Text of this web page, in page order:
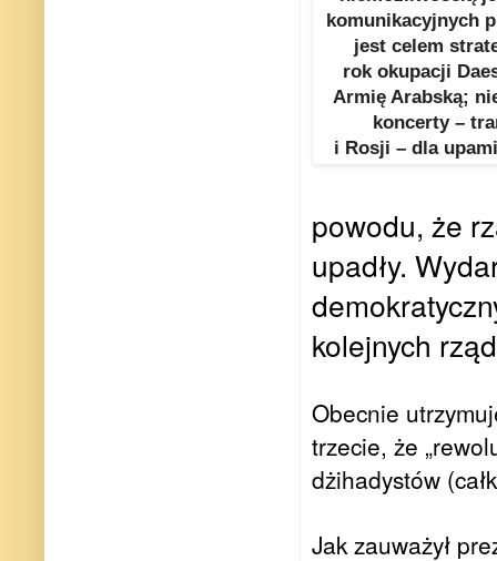
komunikacyjnych
jest celem
rok okupacji
Armię Arabską;
koncerty –
i Rosji – dla
powodu, że
upadły.
kolejnych
Obecnie
trzecie, że
dżihadystów
Jak zauważył